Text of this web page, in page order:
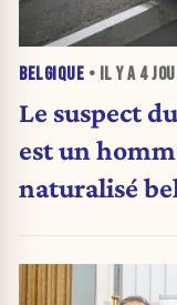
BELGIQUE • IL Y A 4
Le suspect
est un
naturalisé